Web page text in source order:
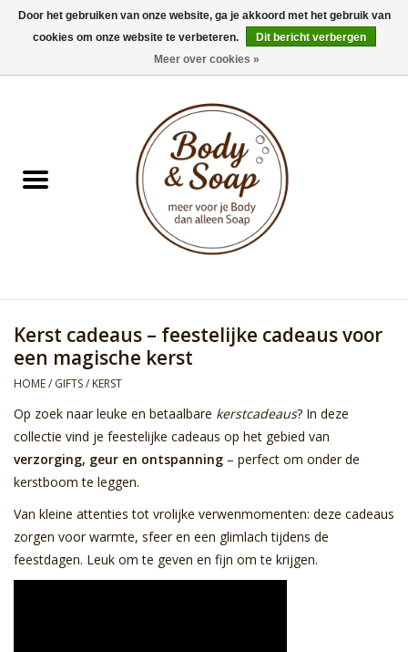
0 Artikelen - €0,00
Doucheproducten
Kids Collection
Sale
Soap
Kerst cadeaus – feestelijke cadeaus voor
een magische kerst
HOME/ GIFTS/ KERST
Op zoek naar leuke en betaalbare kerstcadeaus? In deze
collectie vind je feestelijke cadeaus op het gebied van
verzorging, geur en ontspanning – perfect om onder de
kerstboom te leggen.
Van kleine attenties tot vrolijke verwenmomenten: deze cadeaus
zorgen voor warmte, sfeer en een glimlach tijdens de
feestdagen. Leuk om te geven en fijn om te krijgen.
Door het gebruiken van onze website, ga je akkoord met het gebruik van
cookies om onze website te verbeteren.
Dit bericht verbergen
Meer over cookies »